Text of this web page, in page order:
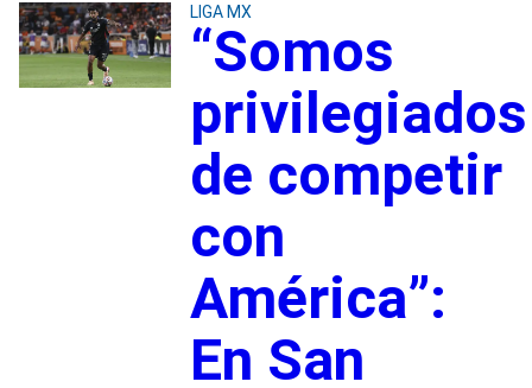
LIGA MX
“Somos
privilegiados
de competir
con
América”:
En San